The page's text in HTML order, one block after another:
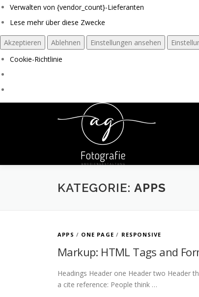
Verwalten von {vendor_count}-Lieferanten
Lese mehr über diese Zwecke
Akzeptieren Ablehnen Einstellungen ansehen
Cookie-Richtlinie
KATEGORIE: APPS
APPS / ONE PAGE / RESPONSIVE
Markup: HTML Tags and
Headings Header one Header two Header
a cite reference: People think …